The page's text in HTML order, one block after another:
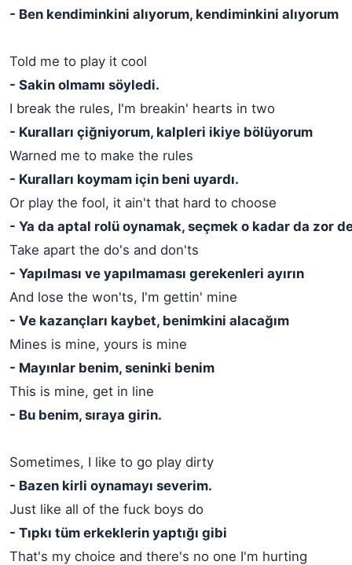
- Ben kendiminkini alıyorum, kendiminkini alıyorum
Told me to play it cool
- Sakin olmamı söyledi.
I break the rules, I'm breakin' hearts in two
- Kuralları çiğniyorum, kalpleri ikiye bölüyorum
Warned me to make the rules
- Kuralları koymam için beni uyardı.
Or play the fool, it ain't that hard to choose
- Ya da aptal rolü oynamak, seçmek o kadar da zor
Take apart the do's and don'ts
- Yapılması ve yapılmaması gerekenleri ayırın
And lose the won'ts, I'm gettin' mine
- Ve kazançları kaybet, benimkini alacağım
Mines is mine, yours is mine
- Mayınlar benim, seninki benim
This is mine, get in line
- Bu benim, sıraya girin.
Sometimes, I like to go play dirty
- Bazen kirli oynamayı severim.
Just like all of the fuck boys do
- Tıpkı tüm erkeklerin yaptığı gibi
That's my choice and there's no one I'm hurting